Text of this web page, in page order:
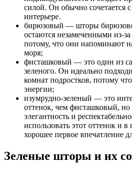
силой. Он обычно сочетается
интерьере.
бирюзовый — шторы
остаются незамеченными из-
потому, что они напоминают
моря;
фисташковый — это один из
зеленого. Он идеально
комнат подростков, потому
энергии;
изумрудно-зеленый — это
оттенок, чем фисташковый,
элегантность и
использовать этот оттенок и
хорошее первое впечатление
Зеленые шторы и их